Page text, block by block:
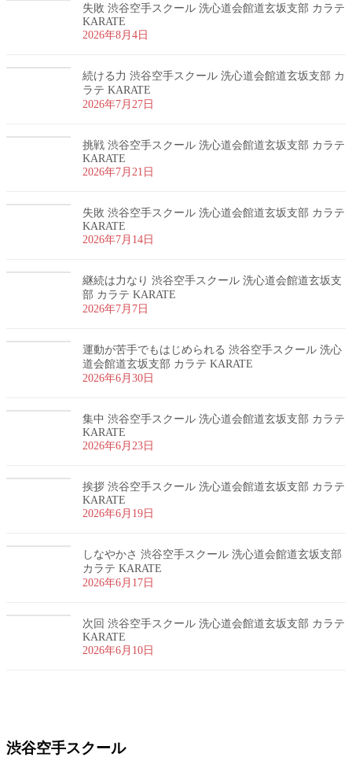
失敗 渋谷空手スクール 洗心道会館道玄坂支部 カラテ
KARATE
2026年8月4日
続ける力 渋谷空手スクール 洗心道会館道玄坂支部 カ
ラテ KARATE
2026年7月27日
挑戦 渋谷空手スクール 洗心道会館道玄坂支部 カラテ
KARATE
2026年7月21日
失敗 渋谷空手スクール 洗心道会館道玄坂支部 カラテ
KARATE
2026年7月14日
継続は力なり 渋谷空手スクール 洗心道会館道玄坂支
部 カラテ KARATE
2026年7月7日
運動が苦手でもはじめられる 渋谷空手スクール 洗心
道会館道玄坂支部 カラテ KARATE
2026年6月30日
集中 渋谷空手スクール 洗心道会館道玄坂支部 カラテ
KARATE
2026年6月23日
挨拶 渋谷空手スクール 洗心道会館道玄坂支部 カラテ
KARATE
2026年6月19日
しなやかさ 渋谷空手スクール 洗心道会館道玄坂支部
カラテ KARATE
2026年6月17日
次回 渋谷空手スクール 洗心道会館道玄坂支部 カラテ
KARATE
2026年6月10日
渋谷空手スクール